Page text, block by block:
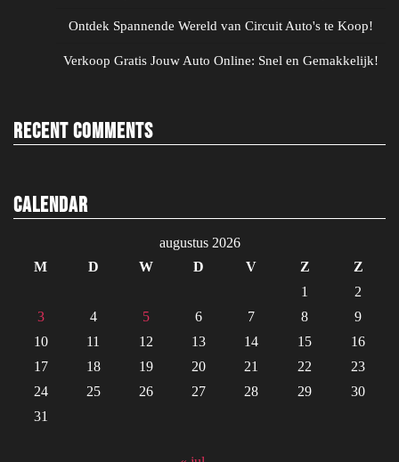
Ontdek Spannende Wereld van Circuit Auto's te Koop!
Verkoop Gratis Jouw Auto Online: Snel en Gemakkelijk!
Recent Comments
Calendar
augustus 2026
M
D W D V Z
Z
1
2
3
4 5 6 7 8
9
10
11 12 13 14 15
16
17
18 19 20 21 22
23
24
25 26 27 28 29
30
31